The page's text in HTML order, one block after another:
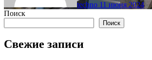
techno 11 июня 2024
Поиск
Поиск
Свежие записи